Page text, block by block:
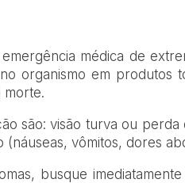
médica de
organismo em produtos
morte.
são: visão turva ou
vômitos, dores
busque